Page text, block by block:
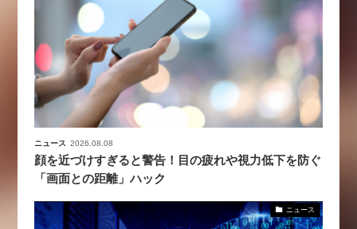
ニュース 2026.08.08
顔を近づけすぎると警告！目の疲れや視力低下を防ぐ
「画面との距離」ハック
ニュース